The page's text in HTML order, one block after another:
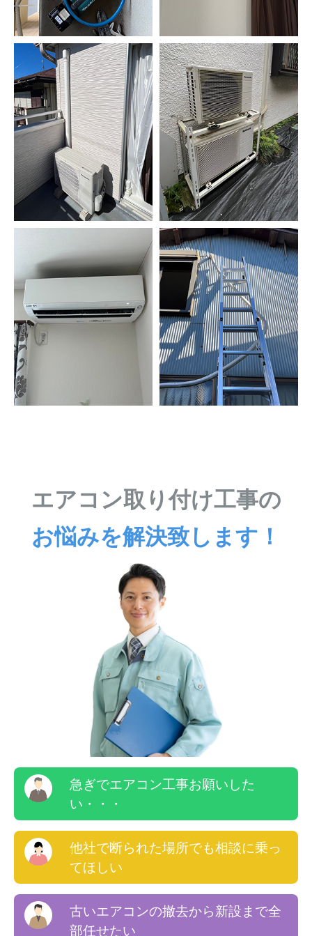
エアコン取り付け工事の
お悩みを解決致します！
急ぎでエアコン工事お願いした
い・・・
他社で断られた場所でも相談に乗っ
てほしい
古いエアコンの撤去から新設まで全
部任せたい